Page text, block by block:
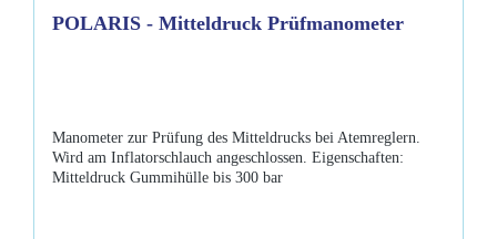
POLARIS - Mitteldruck Prüfmanometer
Manometer zur Prüfung des Mitteldrucks bei Atemreglern.
Wird am Inflatorschlauch angeschlossen. Eigenschaften:
Mitteldruck Gummihülle bis 300 bar